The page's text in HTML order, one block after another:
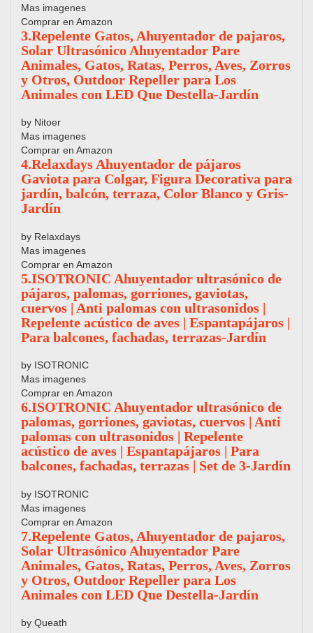
Mas imagenes
Comprar en Amazon
3.Repelente Gatos, Ahuyentador de pajaros,
Solar Ultrasónico Ahuyentador Pare
Animales, Gatos, Ratas, Perros, Aves, Zorros
y Otros, Outdoor Repeller para Los
Animales con LED Que Destella-Jardín
by Nitoer
Mas imagenes
Comprar en Amazon
4.Relaxdays Ahuyentador de pájaros
Gaviota para Colgar, Figura Decorativa para
jardín, balcón, terraza, Color Blanco y Gris-
Jardín
by Relaxdays
Mas imagenes
Comprar en Amazon
5.ISOTRONIC Ahuyentador ultrasónico de
pájaros, palomas, gorriones, gaviotas,
cuervos | Anti palomas con ultrasonidos |
Repelente acústico de aves | Espantapájaros |
Para balcones, fachadas, terrazas-Jardín
by ISOTRONIC
Mas imagenes
Comprar en Amazon
6.ISOTRONIC Ahuyentador ultrasónico de
palomas, gorriones, gaviotas, cuervos | Anti
palomas con ultrasonidos | Repelente
acústico de aves | Espantapájaros | Para
balcones, fachadas, terrazas | Set de 3-Jardín
by ISOTRONIC
Mas imagenes
Comprar en Amazon
7.Repelente Gatos, Ahuyentador de pajaros,
Solar Ultrasónico Ahuyentador Pare
Animales, Gatos, Ratas, Perros, Aves, Zorros
y Otros, Outdoor Repeller para Los
Animales con LED Que Destella-Jardín
by Queath